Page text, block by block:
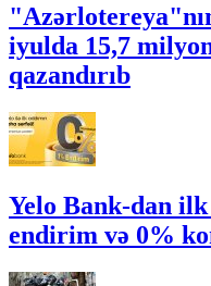
iyulda 15,7
qazandırıb
Yelo Bank-dan
endirim və 0%